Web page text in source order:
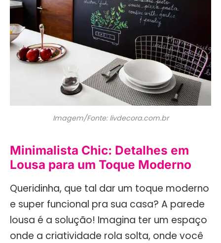
Imagem/Fonte: livdecora.com.br
Minimalista Chic: Detalhes em
Lousa para um Toque Moderno
Queridinha, que tal dar um toque moderno
e super funcional pra sua casa? A parede
lousa é a solução! Imagina ter um espaço
onde a criatividade rola solta, onde você